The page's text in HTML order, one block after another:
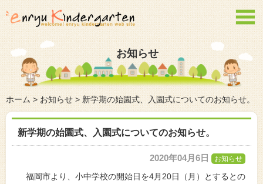

お知らせ
ホーム>お知らせ>新学期の始園式、入園式についてのお知らせ。
新学期の始園式、入園式についてのお知らせ。
2020年04月6日 お知らせ
福岡市より、小中学校の開始日を4月20日（月）とするとの